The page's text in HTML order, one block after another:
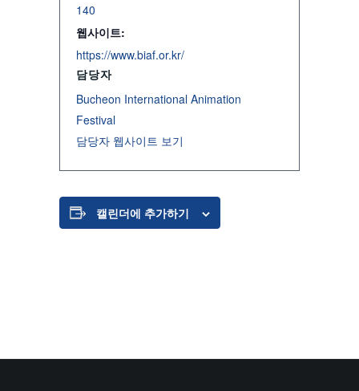
140
웹사이트:
https://www.biaf.or.kr/
담당자
Bucheon International Animation
Festival
담당자 웹사이트 보기
캘린더에 추가하기